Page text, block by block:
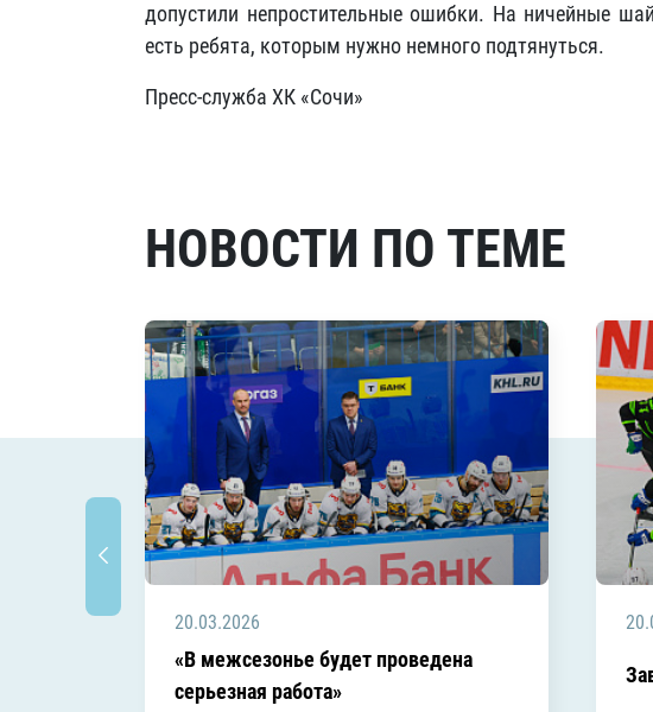
допустили непростительные ошибки. На ничейные
есть ребята, которым нужно немного подтянуться.
Пресс-служба ХК «Сочи»
НОВОСТИ ПО ТЕМЕ
20.03.2026
«В межсезонье будет проведена
серьезная работа»